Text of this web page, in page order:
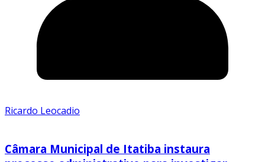
Ricardo Leocadio
Câmara Municipal de Itatiba instaura